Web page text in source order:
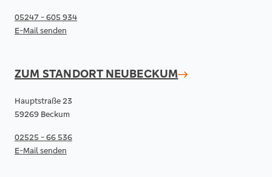
05247 - 605 934
E-Mail senden
ZUM STANDORT NEUBECKUM
Hauptstraße 23
59269 Beckum
02525 - 66 536
E-Mail senden